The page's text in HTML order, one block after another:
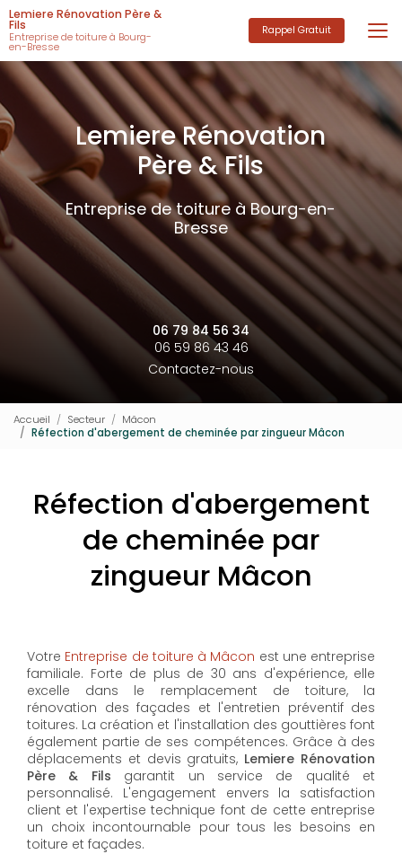
Aller
au
contenu
principal
Lemiere Rénovation Père &
Fils
Entreprise de toiture à Bourg-
en-Bresse
Rappel Gratuit
Lemiere Rénovation
Père & Fils
Entreprise de toiture à Bourg-en-
Bresse
06 79 84 56 34
06 59 86 43 46
Contactez-nous
Accueil Secteur
Mâcon
Réfection d'abergement de cheminée par zingueur Mâcon
Réfection d'abergement
de cheminée par
zingueur Mâcon
Votre Entreprise de toiture à Mâcon est une entreprise
familiale. Forte de plus de 30 ans d'expérience, elle
excelle dans le remplacement de toiture, la
rénovation des façades et l'entretien préventif des
toitures. La création et l'installation des gouttières font
également partie de ses compétences. Grâce à des
déplacements et devis gratuits, Lemiere Rénovation
Père & Fils garantit un service de qualité et
personnalisé. L'engagement envers la satisfaction
client et l'expertise technique font de cette entreprise
un choix incontournable pour tous les besoins en
toiture et façades.